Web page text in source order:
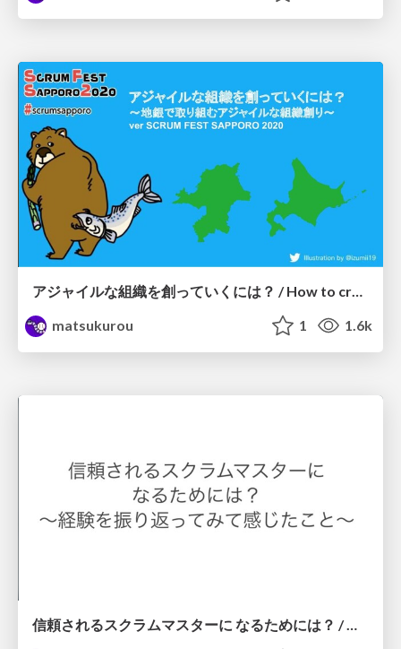
アジャイルな組織を創っていくには？ / How to create an agile organization ver Scurm Fest Sapporo 2020
matsukurou
1 1.6k
信頼されるスクラムマスターに なるためには？ / What does it take to be a trusted scrum master?